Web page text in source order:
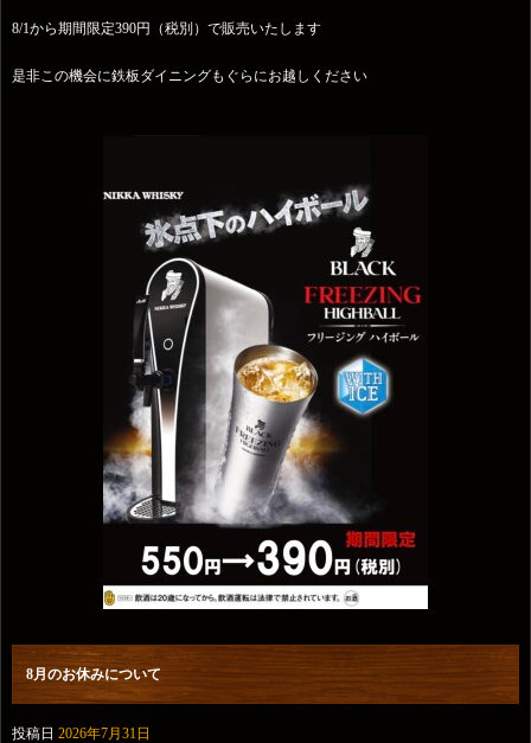
8/1から期間限定390円（税別）で販売いたします
是非この機会に鉄板ダイニングもぐらにお越しください
8月のお休みについて
投稿日 2026年7月31日